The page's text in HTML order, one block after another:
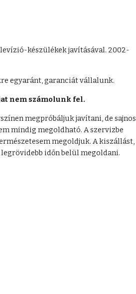
készülékek javításával. 2002-
egyaránt, garanciát vállalunk.
nem számolunk fel.
megpróbáljuk javítani, de sajnos
mindig megoldható. A szervizbe
megoldjuk. A kiszállást,
időn belül megoldani.